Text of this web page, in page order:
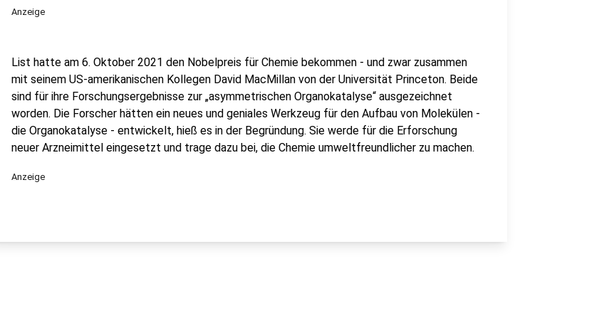
Anzeige
List hatte am 6. Oktober 2021 den Nobelpreis für Chemie bekommen - und zwar zusammen
mit seinem US-amerikanischen Kollegen David MacMillan von der Universität Princeton. Beide
sind für ihre Forschungsergebnisse zur „asymmetrischen Organokatalyse“ ausgezeichnet
worden. Die Forscher hätten ein neues und geniales Werkzeug für den Aufbau von Molekülen -
die Organokatalyse - entwickelt, hieß es in der Begründung. Sie werde für die Erforschung
neuer Arzneimittel eingesetzt und trage dazu bei, die Chemie umweltfreundlicher zu machen.
Anzeige